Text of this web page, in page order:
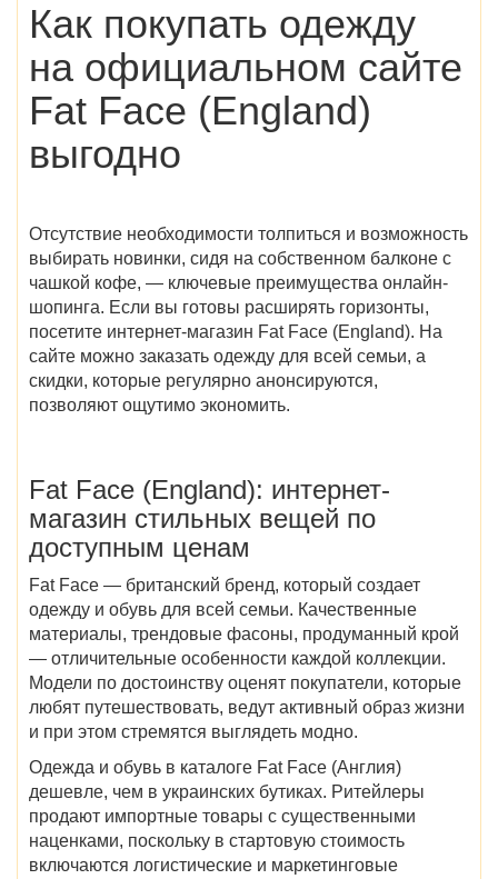
Как покупать одежду
на официальном сайте
Fat Face (England)
выгодно
Отсутствие необходимости толпиться и возможность
выбирать новинки, сидя на собственном балконе с
чашкой кофе, — ключевые преимущества онлайн-
шопинга. Если вы готовы расширять горизонты,
посетите интернет-магазин Fat Face (England). На
сайте можно заказать одежду для всей семьи, а
скидки, которые регулярно анонсируются,
позволяют ощутимо экономить.
Fat Face (England): интернет-
магазин стильных вещей по
доступным ценам
Fat Face — британский бренд, который создает
одежду и обувь для всей семьи. Качественные
материалы, трендовые фасоны, продуманный крой
— отличительные особенности каждой коллекции.
Модели по достоинству оценят покупатели, которые
любят путешествовать, ведут активный образ жизни
и при этом стремятся выглядеть модно.
Одежда и обувь в каталоге Fat Face (Англия)
дешевле, чем в украинских бутиках. Ритейлеры
продают импортные товары с существенными
наценками, поскольку в стартовую стоимость
включаются логистические и маркетинговые